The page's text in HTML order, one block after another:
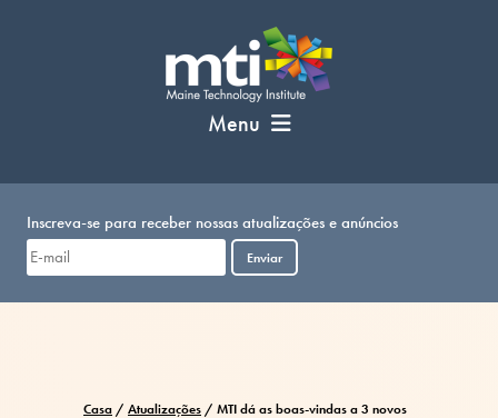
Menu
Inscreva-se para receber nossas atualizações e anúncios
Enviar
Casa / Atualizações / MTI dá as boas-vindas a 3 novos